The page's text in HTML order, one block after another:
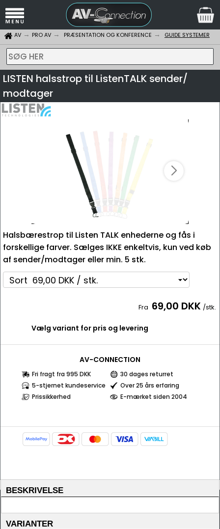
AV PRO AV PRÆSENTATION OG KONFERENCE GUIDE SYSTEMER
SØG HER
LISTEN halsstrop til ListenTALK sender/
modtager
Halsbærestrop til Listen TALK enhederne og fås i
forskellige farver. Sælges IKKE enkeltvis, kun ved køb
af sender/modtager eller min. 5 stk.
Fra 69,00 DKK /stk.
Vælg variant for pris og levering
AV-CONNECTION
Fri fragt fra 995 DKK
30 dages returret
5-stjernet kundeservice
Over 25 års erfaring
Prissikkerhed
E-mærket siden 2004
BESKRIVELSE
VARIANTER